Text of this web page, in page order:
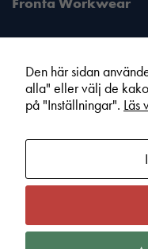
Din lokala Fronta expert
Vår service
Fronta Sverige AB
Bli lokal Fronta expert
Den här sidan
alla" eller välj de
på "Inställningar". Läs